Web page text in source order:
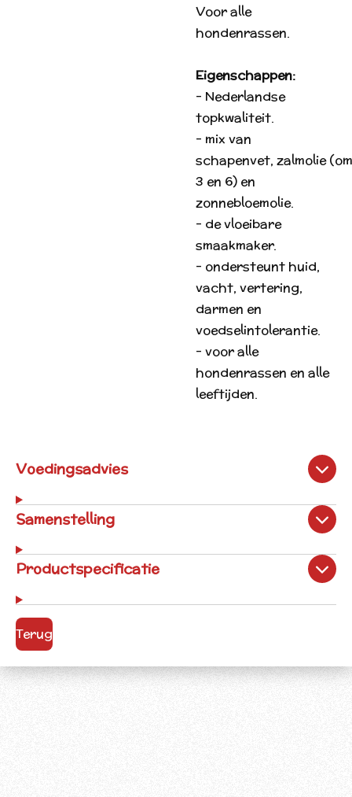
Voor alle
hondenrassen.
Eigenschappen:
- Nederlandse
topkwaliteit.
- mix van
schapenvet, zalmolie
3 en 6) en
zonnebloemolie.
- de vloeibare
smaakmaker.
- ondersteunt huid,
vacht, vertering,
darmen en
voedselintolerantie.
- voor alle
hondenrassen en alle
leeftijden.
Voedingsadvies
Samenstelling
Productspecificatie
Terug